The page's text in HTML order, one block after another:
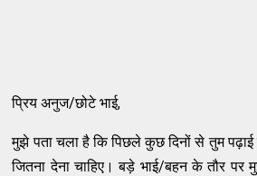
प्रिय अनुज/छोटे भाई,
मुझे पता चला है कि पिछले कुछ दिनों से तुम पढ़ाई
जितना देना चाहिए। बड़े भाई/बहन के तौर पर